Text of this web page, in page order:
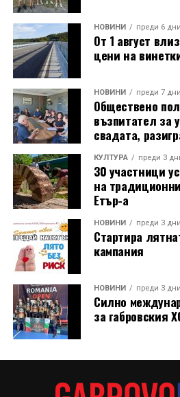
НОВИНИ преди 6 дни
От 1 август
цени на
НОВИНИ преди 7 дни
Обществено
възпитател за
свадата,
КУЛТУРА преди 3
30 участници
на
Етър-а
НОВИНИ преди 3 дни
Стартира
кампания
НОВИНИ преди 3 дни
Силно
за габровския